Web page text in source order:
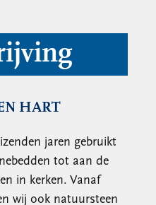
HART
jaren gebruikt
tot aan de
in kerken. Vanaf
wij ook natuursteen